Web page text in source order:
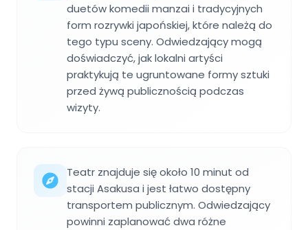
duetów komedii manzai i tradycyjnych
form rozrywki japońskiej, które należą do
tego typu sceny. Odwiedzający mogą
doświadczyć, jak lokalni artyści
praktykują te ugruntowane formy sztuki
przed żywą publicznością podczas
wizyty.
Teatr znajduje się około 10 minut od
stacji Asakusa i jest łatwo dostępny
transportem publicznym. Odwiedzający
powinni zaplanować dwa różne